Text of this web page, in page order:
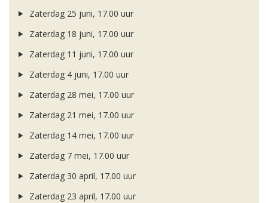
Zaterdag 25 juni, 17.00 uur
Zaterdag 18 juni, 17.00 uur
Zaterdag 11 juni, 17.00 uur
Zaterdag 4 juni, 17.00 uur
Zaterdag 28 mei, 17.00 uur
Zaterdag 21 mei, 17.00 uur
Zaterdag 14 mei, 17.00 uur
Zaterdag 7 mei, 17.00 uur
Zaterdag 30 april, 17.00 uur
Zaterdag 23 april, 17.00 uur